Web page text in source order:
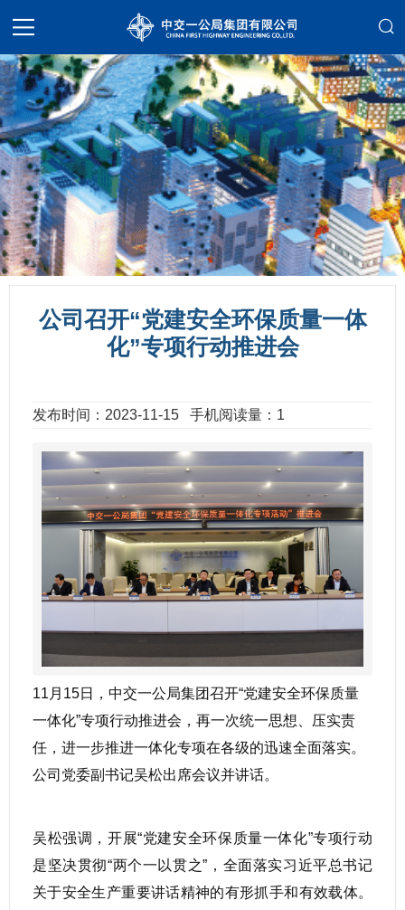
公司召开“党建安全环保质量一体
化”专项行动推进会
发布时间：2023-11-15 手机阅读量：1
11月15日，中交一公局集团召开“党建安全环保质量
一体化”专项行动推进会，再一次统一思想、压实责
任，进一步推进一体化专项在各级的迅速全面落实。
公司党委副书记吴松出席会议并讲话。
吴松强调，开展“党建安全环保质量一体化”专项行动
是坚决贯彻“两个一以贯之”，全面落实习近平总书记
关于安全生产重要讲话精神的有形抓手和有效载体。